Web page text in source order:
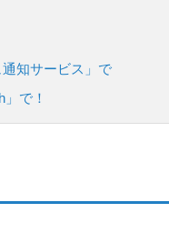
知サービス」で
で！